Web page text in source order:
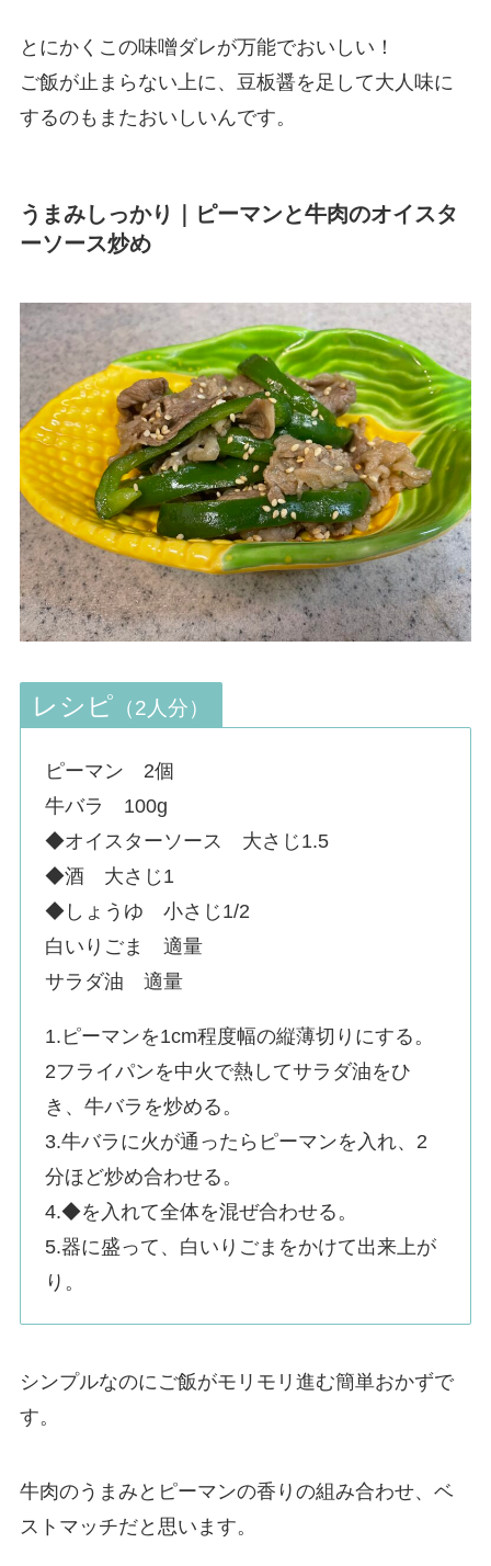
とにかくこの味噌ダレが万能でおいしい！
ご飯が止まらない上に、豆板醤を足して大人味に
するのもまたおいしいんです。
うまみしっかり｜ピーマンと牛肉のオイスタ
ーソース炒め
レシピ （2人分）
ピーマン 2個
牛バラ 100g
◆オイスターソース 大さじ1.5
◆酒 大さじ1
◆しょうゆ 小さじ1/2
白いりごま 適量
サラダ油 適量
1.ピーマンを1cm程度幅の縦薄切りにする。
2フライパンを中火で熱してサラダ油をひ
き、牛バラを炒める。
3.牛バラに火が通ったらピーマンを入れ、2
分ほど炒め合わせる。
4.◆を入れて全体を混ぜ合わせる。
5.器に盛って、白いりごまをかけて出来上が
り。
シンプルなのにご飯がモリモリ進む簡単おかずで
す。
牛肉のうまみとピーマンの香りの組み合わせ、ベ
ストマッチだと思います。